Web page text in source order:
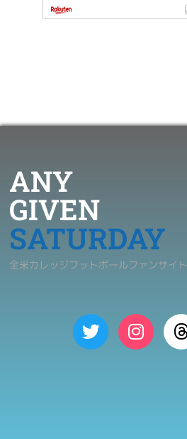
ANY
GIVEN
SATURDAY
全米カレッジフットボールファンサイト